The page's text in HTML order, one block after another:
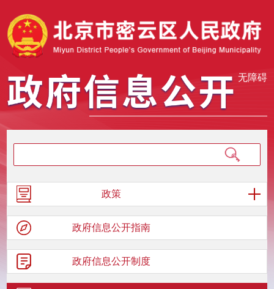
无障碍
政策
政府信息公开指南
政府信息公开制度